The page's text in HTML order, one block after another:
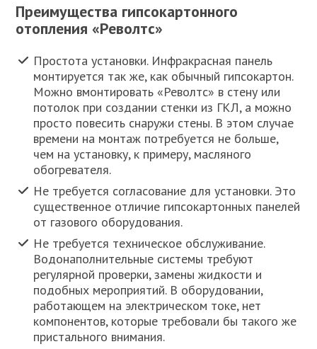
Преимущества гипсокартонного
отопления «Револтс»
Простота установки. Инфракрасная панель
монтируется так же, как обычный гипсокартон.
Можно вмонтировать «Револтс» в стену или
потолок при создании стенки из ГКЛ, а можно
просто повесить снаружи стены. В этом случае
времени на монтаж потребуется не больше,
чем на установку, к примеру, масляного
обогревателя.
Не требуется согласование для установки. Это
существенное отличие гипсокартонных панелей
от газового оборудования.
Не требуется техническое обслуживание.
Водонаполнительные системы требуют
регулярной проверки, замены жидкости и
подобных мероприятий. В оборудовании,
работающем на электрическом токе, нет
компонентов, которые требовали бы такого же
пристального внимания.